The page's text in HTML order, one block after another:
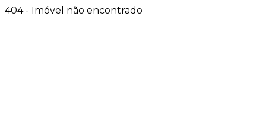
404 - Imóvel não encontrado